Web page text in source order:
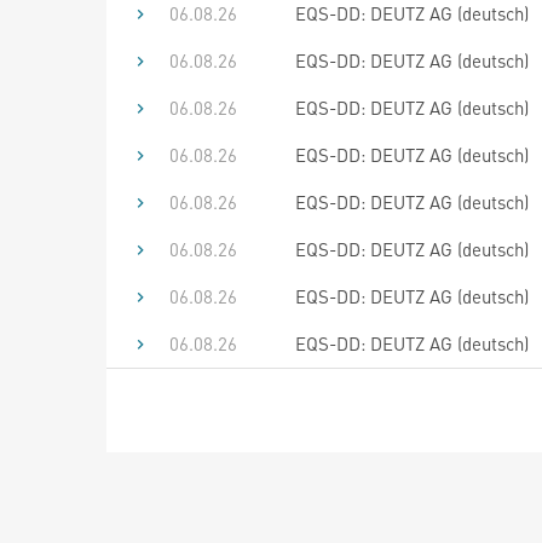
06.08.26
EQS-DD: DEUTZ AG (deutsch)
06.08.26
EQS-DD: DEUTZ AG (deutsch)
06.08.26
EQS-DD: DEUTZ AG (deutsch)
06.08.26
EQS-DD: DEUTZ AG (deutsch)
06.08.26
EQS-DD: DEUTZ AG (deutsch)
06.08.26
EQS-DD: DEUTZ AG (deutsch)
06.08.26
EQS-DD: DEUTZ AG (deutsch)
06.08.26
EQS-DD: DEUTZ AG (deutsch)